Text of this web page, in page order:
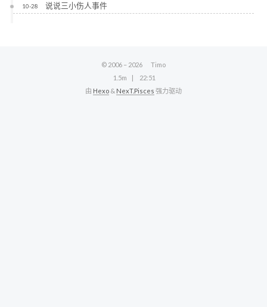
10-28 说说三小伤人事件
© 2006 – 2026
Timo
1.5m
22:51
由 Hexo & NexT.Pisces 强力驱动